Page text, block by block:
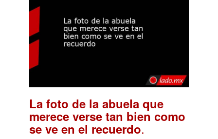
La foto de la abuela que
merece verse tan bien como
se ve en el recuerdo.